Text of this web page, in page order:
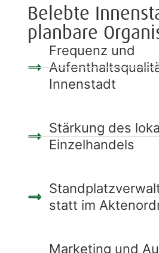
Belebte
planbare
Frequenz und
Innenstadt
Stärkung des
Einzelhandels
statt im
Marketing und